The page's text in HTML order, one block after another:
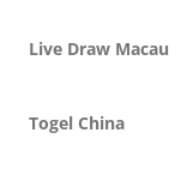
Live Draw Macau
Togel China